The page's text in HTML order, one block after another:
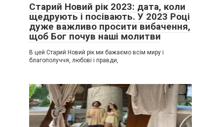
Старий Новий рік 2023: дата, коли
щедрують і посівають. У 2023 Році
дуже важливо просити вибачення,
щоб Бог почув наші молитви
В цей Старий Новий рік ми бажаємо всім миру і
благополуччя, любові і правди,